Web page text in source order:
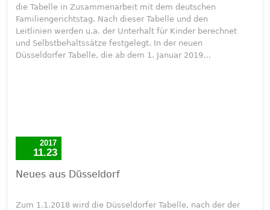
die Tabelle in Zusammenarbeit mit dem deutschen
Familiengerichtstag. Nach dieser Tabelle und den
Leitlinien werden u.a. der Unterhalt für Kinder berechnet
und Selbstbehaltssätze festgelegt. In der neuen
Düsseldorfer Tabelle, die ab dem 1. Januar 2019…
2017
11.23
Neues aus Düsseldorf
Zum 1.1.2018 wird die Düsseldorfer Tabelle, nach der der